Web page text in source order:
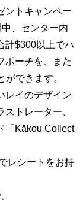
ントキャンペー
、センター内
計$300以上でハ
ポーチを、また
できます。
レイのデザイン
トレーター、
「Kākou Collect
レシートをお持